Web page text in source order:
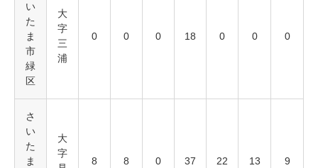
い
た
ま
市
緑
区
大
字
三
浦
0 0 0 18 0 0 0
さ
い
た
ま
大
字
8 8 0 37 22 13 9